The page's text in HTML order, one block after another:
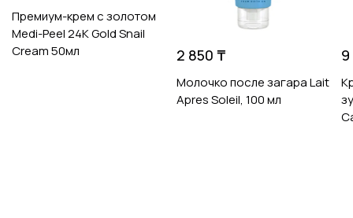
Премиум-крем с золотом
Medi-Peel 24K Gold Snail
Cream 50мл
2 850 ₸
Молочко после загара Lait
Apres Soleil, 100 мл